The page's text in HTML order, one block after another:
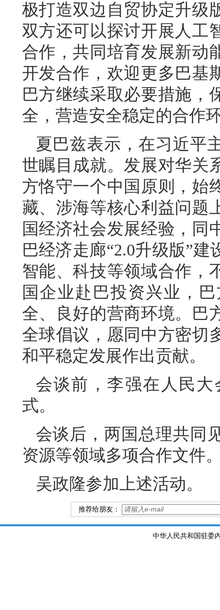
极打造双边自贸协定升级
双方还可以探讨开展人工
合作，共同培育发展新动
开发合作，欢迎更多巴基
巴方继续采取必要措施，
全，营造安全稳定的合作
夏巴兹表示，在习近平
世瞩目成就。发展对华关
方恪守一个中国原则，始
藏、涉海等核心利益问题
国经济社会发展经验，同
巴经济走廊“2.0升级版”
智能、科技等领域合作，
国企业赴巴投资兴业，
全、良好的营商环境。巴
全球倡议，愿同中方密切
和平稳定发展作出贡献。
会谈前，李强在人民
式。
会谈后，两国总理共同
资源等领域多项合作文件
吴政隆参加上述活动。
推荐给朋友：
中华人民共和国驻委